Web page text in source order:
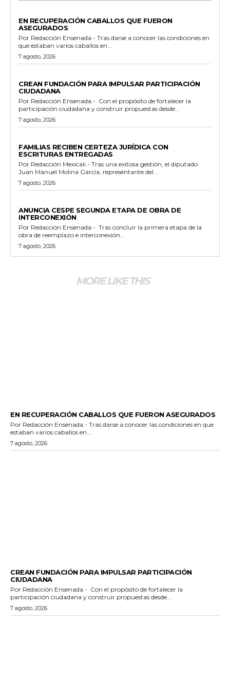
EN RECUPERACIÓN CABALLOS QUE FUERON
ASEGURADOS
Por Redacción Ensenada.- Tras darse a conocer las condiciones en
que estaban varios caballos en...
7 agosto, 2026
CREAN FUNDACIÓN PARA IMPULSAR PARTICIPACIÓN
CIUDADANA
Por Redacción Ensenada.- Con el propósito de fortalecer la
participación ciudadana y construir propuestas desde...
7 agosto, 2026
FAMILIAS RECIBEN CERTEZA JURÍDICA CON
ESCRITURAS ENTREGADAS
Por Redacción Mexicali.- Tras una exitosa gestión, el diputado
Juan Manuel Molina García, representante del...
7 agosto, 2026
ANUNCIA CESPE SEGUNDA ETAPA DE OBRA DE
INTERCONEXIÓN
Por Redacción Ensenada.- Tras concluir la primera etapa de la
obra de reemplazo e interconexión...
7 agosto, 2026
MORE LIKE THIS
EN RECUPERACIÓN CABALLOS QUE FUERON ASEGURADOS
Por Redacción Ensenada.- Tras darse a conocer las condiciones en que
estaban varios caballos en...
7 agosto, 2026
CREAN FUNDACIÓN PARA IMPULSAR PARTICIPACIÓN
CIUDADANA
Por Redacción Ensenada.- Con el propósito de fortalecer la
participación ciudadana y construir propuestas desde...
7 agosto, 2026